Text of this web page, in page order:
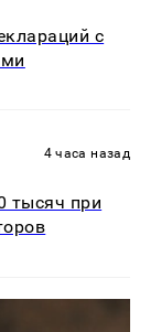
с
4 часа назад
тысяч при